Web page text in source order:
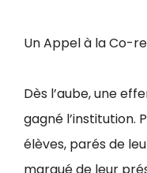
Un Appel à la Co-
Dès l’aube, une
gagné l’institution.
élèves, parés de
marqué de leur